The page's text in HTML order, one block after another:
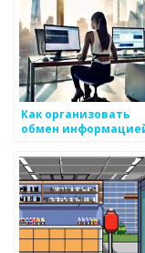
Как организовать
обмен
металоизделий